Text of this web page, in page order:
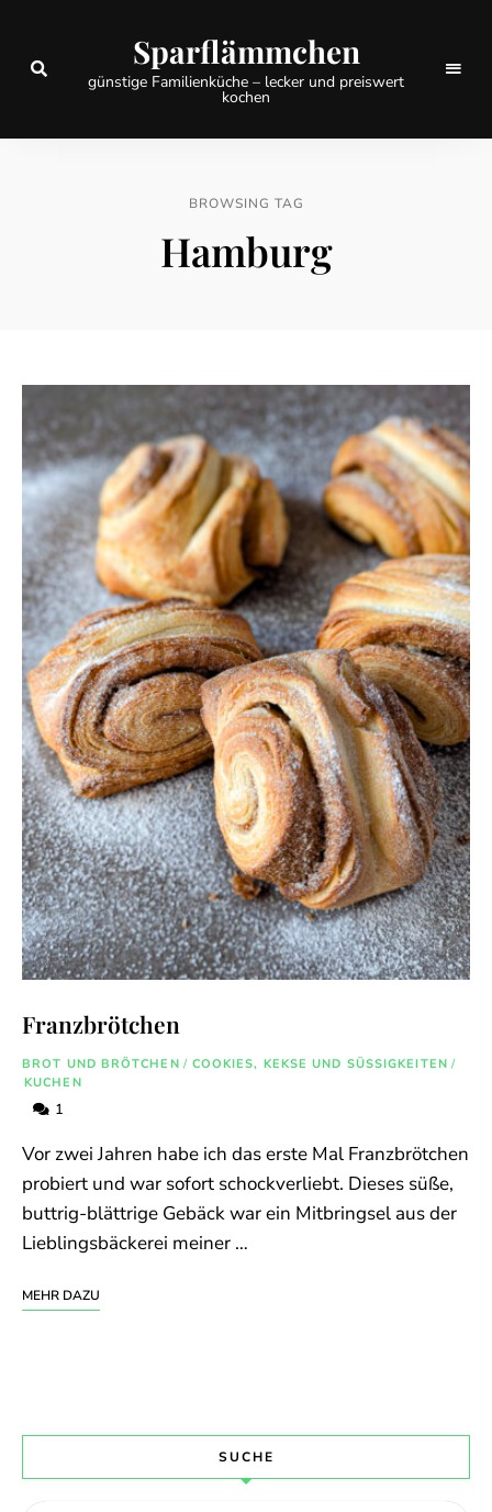
Sparflämmchen
günstige Familienküche – lecker und preiswert
kochen
BROWSING TAG
Hamburg
Franzbrötchen
BROT UND BRÖTCHEN / COOKIES, KEKSE UND SÜSSIGKEITEN
/
KUCHEN
1
Vor zwei Jahren habe ich das erste Mal Franzbrötchen
probiert und war sofort schockverliebt. Dieses süße,
buttrig-blättrige Gebäck war ein Mitbringsel aus der
Lieblingsbäckerei meiner …
MEHR DAZU
SUCHE